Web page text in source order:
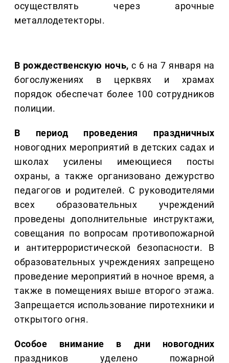
осуществлять через арочные
металлодетекторы.
В рождественскую ночь, с 6 на 7 января на
богослужениях в церквях и храмах
порядок обеспечат более 100 сотрудников
полиции.
В период проведения праздничных
новогодних мероприятий в детских садах и
школах усилены имеющиеся посты
охраны, а также организовано дежурство
педагогов и родителей. С руководителями
всех образовательных учреждений
проведены дополнительные инструктажи,
совещания по вопросам противопожарной
и антитеррористической безопасности. В
образовательных учреждениях запрещено
проведение мероприятий в ночное время, а
также в помещениях выше второго этажа.
Запрещается использование пиротехники и
открытого огня.
Особое внимание в дни новогодних
праздников уделено пожарной